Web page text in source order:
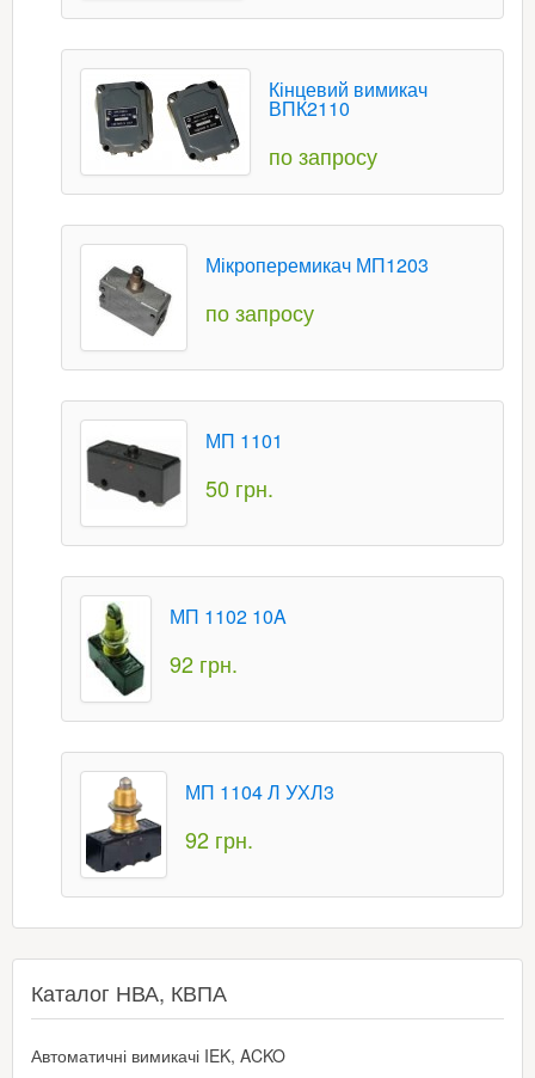
Кінцевий вимикач
ВПК2110
по запросу
Мікроперемикач МП1203
по запросу
МП 1101
50 грн.
МП 1102 10A
92 грн.
МП 1104 Л УХЛ3
92 грн.
Каталог НВА, КВПА
Автоматичні вимикачі IEK, ACKO